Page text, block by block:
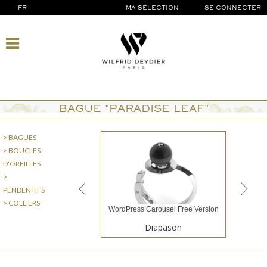
FR MA SÉLECTION SE CONNECTER
BAGUE "PARADISE LEAF"
> BAGUES
> BOUCLES
D'OREILLES
>
PENDENTIFS
> COLLIERS
WordPress Carousel Free Version
Diapason